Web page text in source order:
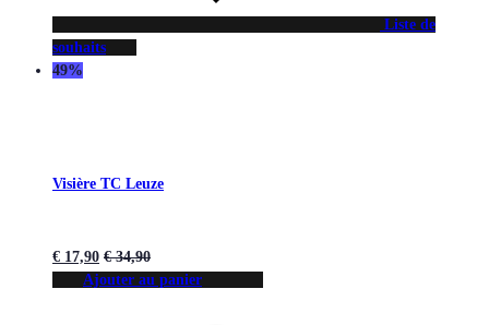
Liste de
souhaits
49%
Visière TC Leuze
€ 17,90 €34,90
Ajouter au panier